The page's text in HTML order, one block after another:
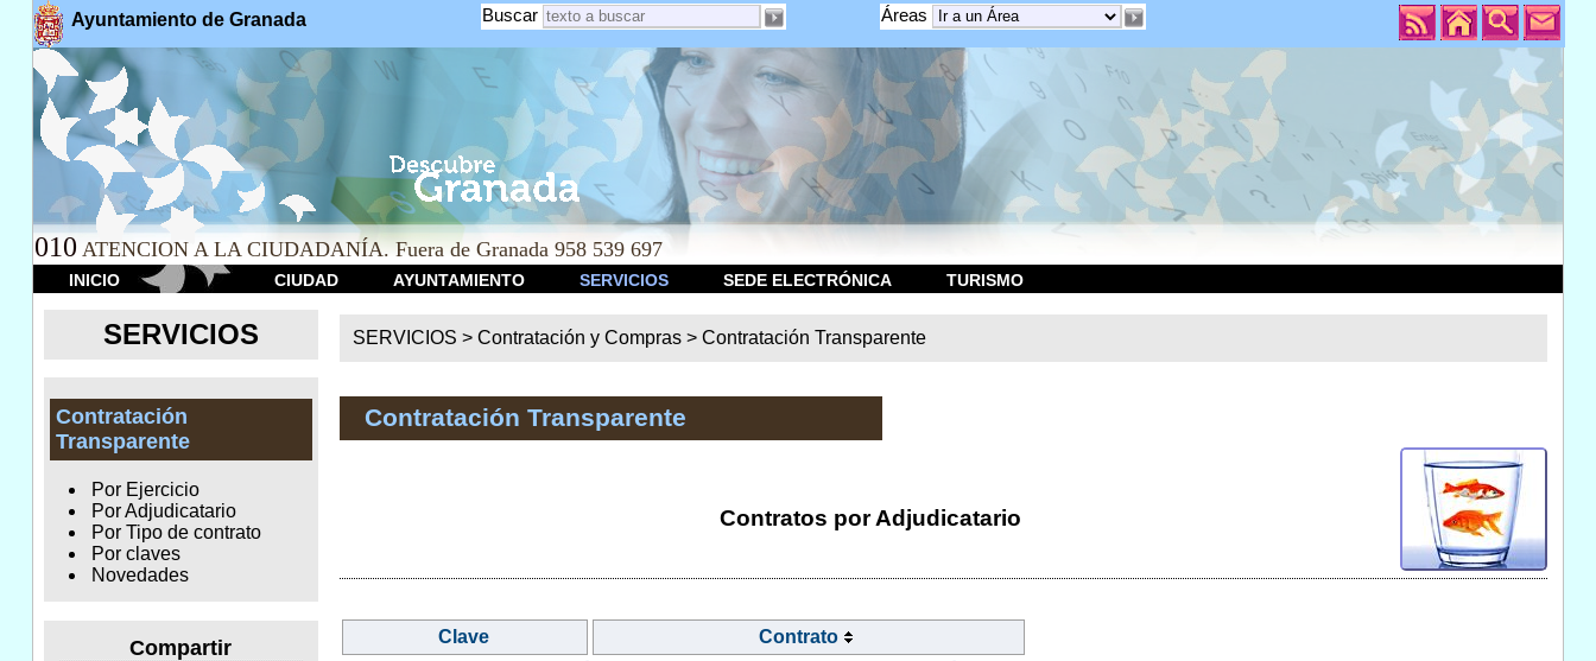
Ayuntamiento de Granada Áreas
Buscar
010 ATENCION A LA CIUDADANÍA. Fuera de Granada 958 539 697
INICIO CIUDAD AYUNTAMIENTO SERVICIOS SEDE ELECTRÓNICA TURISMO
SERVICIOS
Contratación
Transparente
Por Ejercicio
Por Adjudicatario
Por Tipo de contrato
Por claves
Novedades
Compartir
SERVICIOS >Contratación y Compras >Contratación Transparente
Contratación Transparente
Contratos por Adjudicatario
Clave
Contrato